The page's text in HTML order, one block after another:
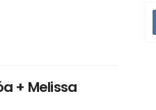
+ Melissa